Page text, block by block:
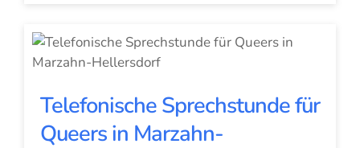
Telefonische Sprechstunde für
Queers in Marzahn-